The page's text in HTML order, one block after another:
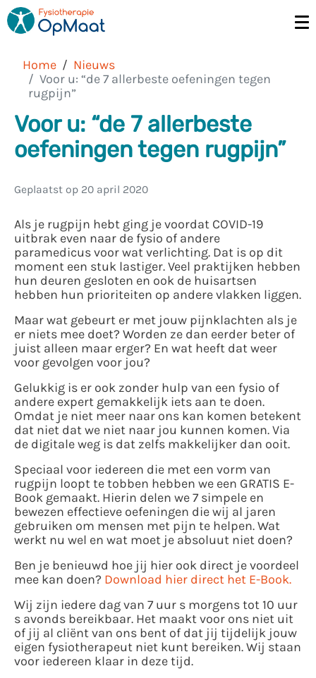
Home
Nieuws
Voor u: “de 7 allerbeste oefeningen tegen
rugpijn”
Voor u: “de 7 allerbeste
oefeningen tegen rugpijn”
Geplaatst op 20 april 2020
Als je rugpijn hebt ging je voordat COVID-19
uitbrak even naar de fysio of andere
paramedicus voor wat verlichting. Dat is op dit
moment een stuk lastiger. Veel praktijken hebben
hun deuren gesloten en ook de huisartsen
hebben hun prioriteiten op andere vlakken liggen.
Maar wat gebeurt er met jouw pijnklachten als je
er niets mee doet? Worden ze dan eerder beter of
juist alleen maar erger? En wat heeft dat weer
voor gevolgen voor jou?
Gelukkig is er ook zonder hulp van een fysio of
andere expert gemakkelijk iets aan te doen.
Omdat je niet meer naar ons kan komen betekent
dat niet dat we niet naar jou kunnen komen. Via
de digitale weg is dat zelfs makkelijker dan ooit.
Speciaal voor iedereen die met een vorm van
rugpijn loopt te tobben hebben we een GRATIS E-
Book gemaakt. Hierin delen we 7 simpele en
bewezen effectieve oefeningen die wij al jaren
gebruiken om mensen met pijn te helpen. Wat
werkt nu wel en wat moet je absoluut niet doen?
Ben je benieuwd hoe jij hier ook direct je voordeel
mee kan doen? Download hier direct het E-Book.
Wij zijn iedere dag van 7 uur s morgens tot 10 uur
s avonds bereikbaar. Het maakt voor ons niet uit
of jij al cliënt van ons bent of dat jij tijdelijk jouw
eigen fysiotherapeut niet kunt bereiken. Wij staan
voor iedereen klaar in deze tijd.